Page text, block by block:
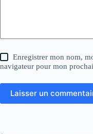
Enregistrer mon nom,
navigateur pour mon
Laisser un